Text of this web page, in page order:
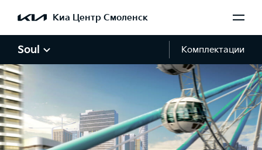
Киа Центр Смоленск
Soul Комплектации